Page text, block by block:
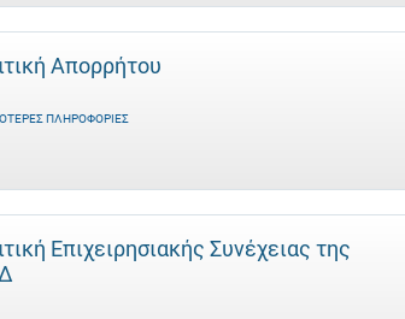
Απορρήτου
ΠΛΗΡΟΦΟΡΊΕΣ
Επιχειρησιακής Συνέχειας της